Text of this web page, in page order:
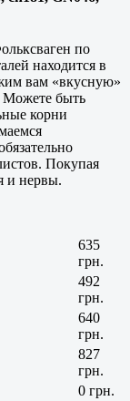
по
находится в
вам «вкусную»
Можете быть
корни
Покупая
и нервы.
635
грн.
492
грн.
640
грн.
827
грн.
0 грн.